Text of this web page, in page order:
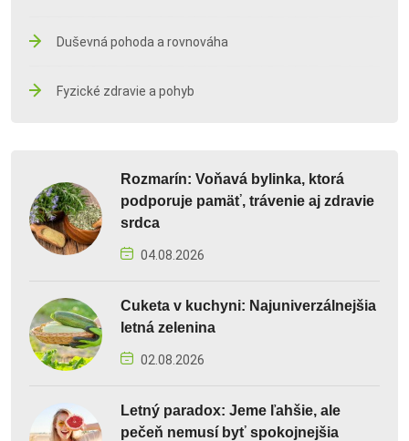
Duševná pohoda a rovnováha
Fyzické zdravie a pohyb
Rozmarín: Voňavá bylinka, ktorá
podporuje pamäť, trávenie aj zdravie
srdca
04.08.2026
Cuketa v kuchyni: Najuniverzálnejšia
letná zelenina
02.08.2026
Letný paradox: Jeme ľahšie, ale
pečeň nemusí byť spokojnejšia